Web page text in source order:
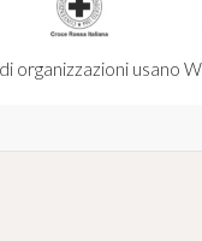
organizzazioni usano